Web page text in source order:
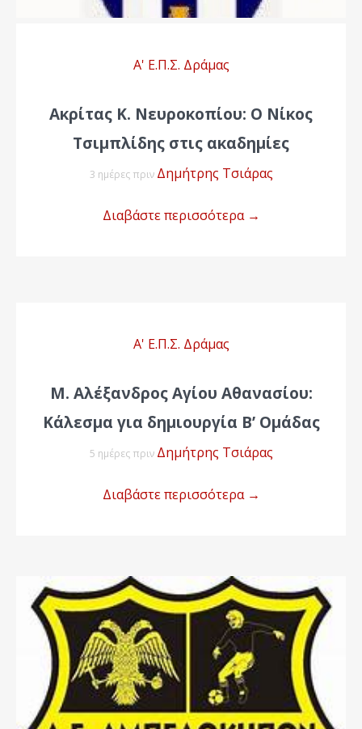
Α' Ε.Π.Σ. Δράμας
Ακρίτας Κ. Νευροκοπίου: Ο Νίκος
Τσιμπλίδης στις ακαδημίες
3 ημέρες πριν Δημήτρης Τσιάρας
Διαβάστε περισσότερα →
Α' Ε.Π.Σ. Δράμας
Μ. Αλέξανδρος Αγίου Αθανασίου:
Κάλεσμα για δημιουργία Β’ Ομάδας
5 ημέρες πριν Δημήτρης Τσιάρας
Διαβάστε περισσότερα →